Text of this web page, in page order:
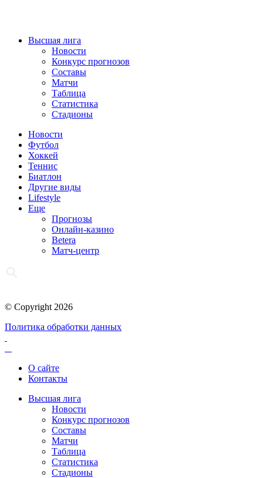
Высшая лига
Новости
Конкурс прогнозов
Составы
Матчи
Таблица
Статистика
Стадионы
Новости
Футбол
Хоккей
Теннис
Биатлон
Другие виды
Lifestyle
Еще
Прогнозы
Онлайн-казино
Betera
Матч-центр
© Copyright 2026
Политика обработки данных
О сайте
Контакты
Высшая лига
Новости
Конкурс прогнозов
Составы
Матчи
Таблица
Статистика
Стадионы